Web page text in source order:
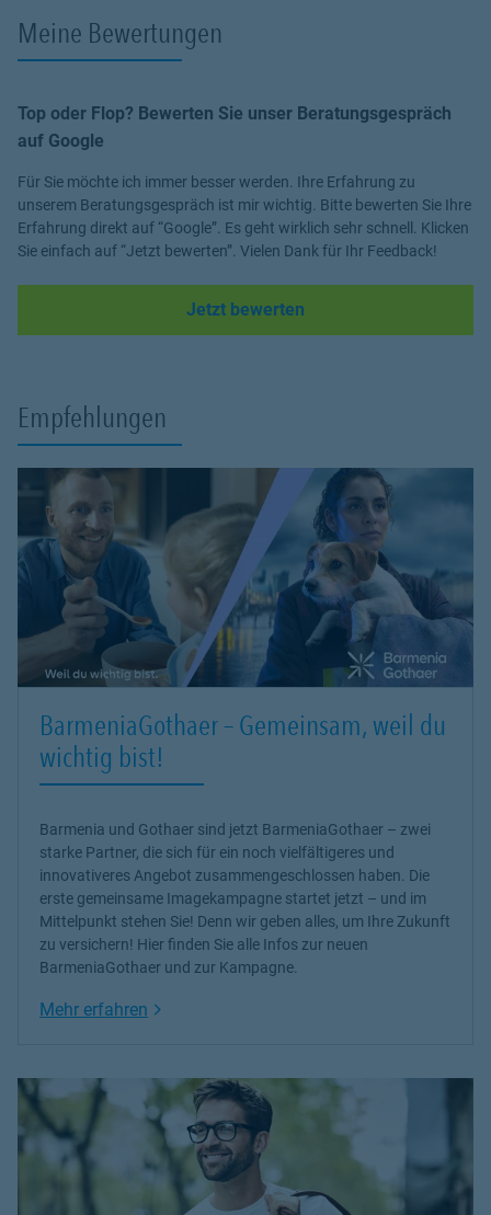
Meine Bewertungen
Top oder Flop? Bewerten Sie unser Beratungsgespräch
auf Google
Für Sie möchte ich immer besser werden. Ihre Erfahrung zu
unserem Beratungsgespräch ist mir wichtig. Bitte bewerten Sie Ihre
Erfahrung direkt auf “Google”. Es geht wirklich sehr schnell. Klicken
Sie einfach auf “Jetzt bewerten”. Vielen Dank für Ihr Feedback!
Jetzt bewerten
Empfehlungen
BarmeniaGothaer – Gemeinsam, weil du
wichtig bist!
Barmenia und Gothaer sind jetzt BarmeniaGothaer – zwei
starke Partner, die sich für ein noch vielfältigeres und
innovativeres Angebot zusammengeschlossen haben. Die
erste gemeinsame Imagekampagne startet jetzt – und im
Mittelpunkt stehen Sie! Denn wir geben alles, um Ihre Zukunft
zu versichern! Hier finden Sie alle Infos zur neuen
BarmeniaGothaer und zur Kampagne.
Mehr erfahren Link Opens in New Tab